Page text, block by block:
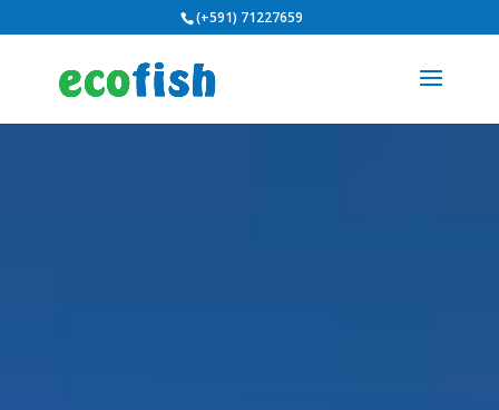
(+591) 71227659